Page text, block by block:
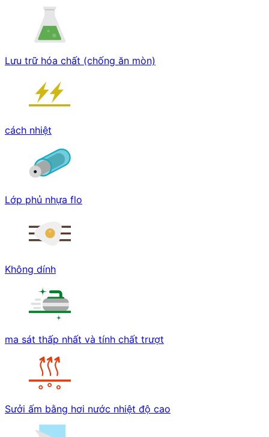
Lưu trữ hóa chất (chống ăn mòn)
cách nhiệt
Lớp phủ nhựa flo
Không dính
ma sát thấp nhất và tính chất trượt
Sưởi ấm bằng hơi nước nhiệt độ cao